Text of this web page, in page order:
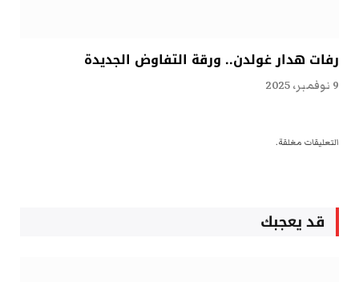
رفات هدار غولدن.. ورقة التفاوض الجديدة
9 نوفمبر، 2025
التعليقات مغلقة.
قد يعجبك